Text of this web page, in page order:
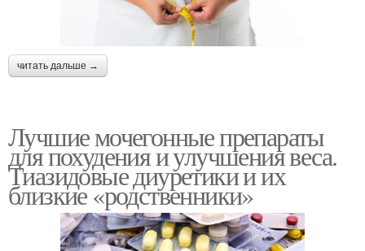
читать дальше →
Лучшие мочегонные препараты
для похудения и улучшения веса.
Тиазидовые диуретики и их
близкие «родственники»